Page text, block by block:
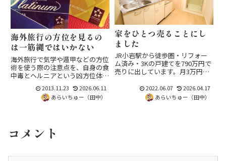
海外旅行の方位を見るの
は一筋縄ではいかない
海外旅行で気学や遁甲などの方位
術を使う際の注意点を、自身の食
中毒とヘルニアという凶方位体験
から解説。赤道付近や南半球、方
位境界ギリギリの土地を飛ぶ場合
の難しさと、体力の要る方位検証
2013.11.23
2026.06.11
あらいちゅー（田中）
家をひとつ売ることにし
ました
JR小岩駅から徒歩圏・リフォー
ム済み・3Kの戸建てを790万円で
売りに出しています。月3万円台
格、テレワークや占い副業の拠点
にも向く物件です。内見だけでも
アットホームから気軽にお問合せ
2022.06.07
2026.04.17
あらいちゅー（田中）
コメント